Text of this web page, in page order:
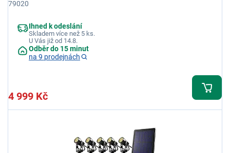
79020
Ihned k odeslání
Skladem více než 5 ks.
U Vás již od 14.8.
Odběr do 15 minut
na 9 prodejnách
4 999 Kč